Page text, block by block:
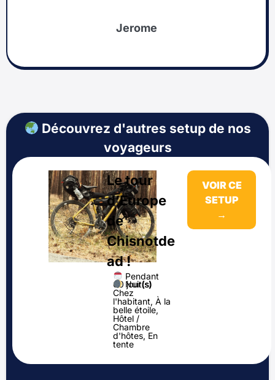
Jerome
Découvrez d'autres setup de nos
voyageurs
Le tour
d’Europe
de
Chisnotde
ad !
Pendant
60 jour(s)
Nuit(s)
Chez
l'habitant, À la
belle étoile,
Hôtel /
Chambre
d'hôtes, En
tente
VOIR CE
SETUP
→